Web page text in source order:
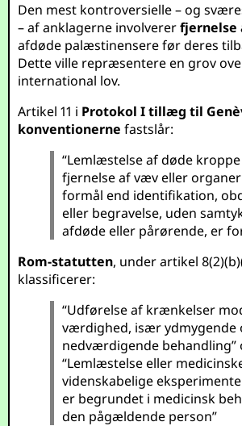
Den mest kontroversielle – og
– af anklagerne involvererfjernelse
afdøde palæstinensere før deres
Dette ville repræsentere en grov
international lov.
Artikel 11 i Protokol I tillæg til
konventionerne fastslår:
“Lemlæstelse af døde
fjernelse af væv eller
formål end identifikation,
eller begravelse, uden
afdøde eller pårørende, er
Rom-statutten, under artikel
klassificerer:
“Udførelse af krænkelser
værdighed, især ydmygende
nedværdigende behandling”
“Lemlæstelse eller
videnskabelige
er begrundet i medicinsk
den pågældende person”